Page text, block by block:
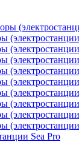
Sea Pro